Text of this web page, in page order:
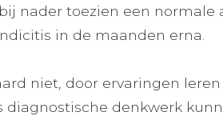
nader toezien een normale
in de maanden erna.
niet, door ervaringen
denkwerk